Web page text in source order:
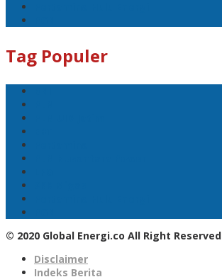
Tag Populer
© 2020 Global Energi.co All Right Reserved
Disclaimer
Indeks Berita